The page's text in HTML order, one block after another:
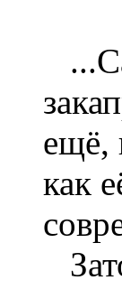
ещё,
как